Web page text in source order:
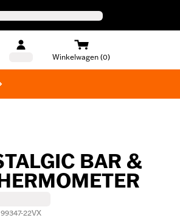
Winkelwagen (0)
BAR &
22VX